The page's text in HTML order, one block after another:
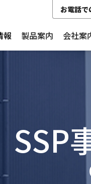
報 製品案内 会社案
お電話
SSP